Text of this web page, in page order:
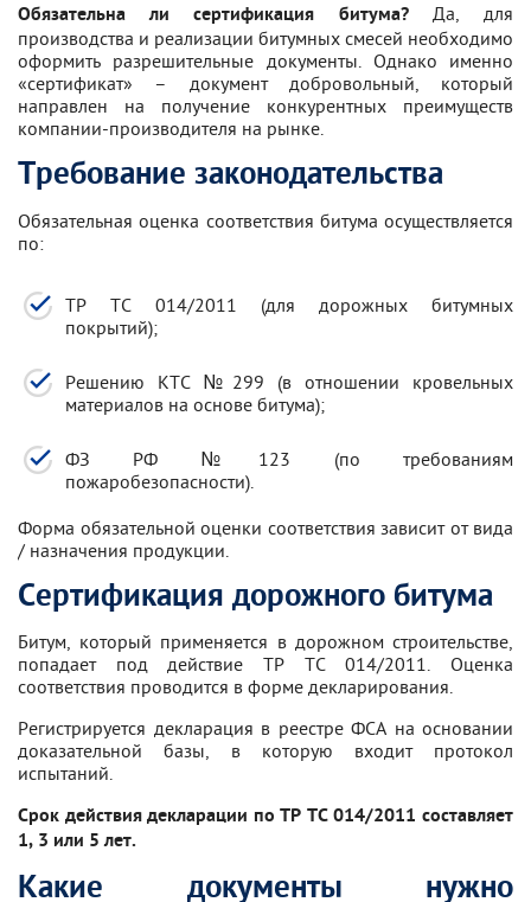
Обязательна ли сертификация битума?Да, для
производства и реализации битумных смесей необходимо
оформить разрешительные документы. Однако именно
«сертификат» – документ добровольный, который
направлен на получение конкурентных преимуществ
компании-производителя на рынке.
Требование законодательства
Обязательная оценка соответствия битума осуществляется
по:
ТР ТС 014/2011 (для дорожных битумных
покрытий);
Решению КТС №299 (в отношении кровельных
материалов на основе битума);
ФЗ РФ №123 (по требованиям
пожаробезопасности).
Форма обязательной оценки соответствия зависит от вида
/ назначения продукции.
Сертификация дорожного битума
Битум, который применяется в дорожном строительстве,
попадает под действие ТР ТС 014/2011. Оценка
соответствия проводится в форме декларирования.
Регистрируется декларация в реестре ФСА на основании
доказательной базы, в которую входит протокол
испытаний.
Срок действия декларации по ТР ТС 014/2011 составляет
1, 3 или 5 лет.
Какие документы нужно